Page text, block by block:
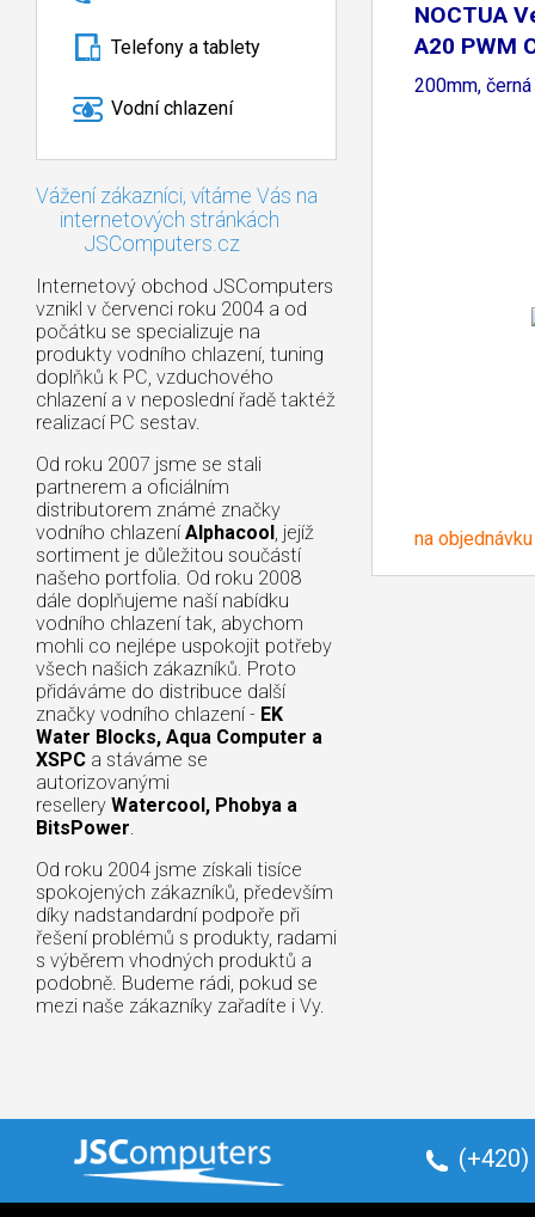
Telefony a tablety
Vodní chlazení
Vážení zákazníci, vítáme Vás na
internetových stránkách
JSComputers.cz
Internetový obchod JSComputers
vznikl v červenci roku 2004 a od
počátku se specializuje na
produkty vodního chlazení, tuning
doplňků k PC, vzduchového
chlazení a v neposlední řadě taktéž
realizací PC sestav.
Od roku 2007 jsme se stali
partnerem a oficiálním
distributorem známé značky
vodního chlazení Alphacool, jejíž
sortiment je důležitou součástí
našeho portfolia. Od roku 2008
dále doplňujeme naší nabídku
vodního chlazení tak, abychom
mohli co nejlépe uspokojit potřeby
všech našich zákazníků. Proto
přidáváme do distribuce další
značky vodního chlazení - EK
Water Blocks, Aqua Computer a
XSPC a stáváme se
autorizovanými
resellery Watercool, Phobya a
BitsPower.
Od roku 2004 jsme získali tisíce
spokojených zákazníků, především
díky nadstandardní podpoře při
řešení problémů s produkty, radami
s výběrem vhodných produktů a
podobně. Budeme rádi, pokud se
mezi naše zákazníky zařadíte i Vy.
NOCTUA
A20 PWM
200mm, černá
na objednávku
(+420)